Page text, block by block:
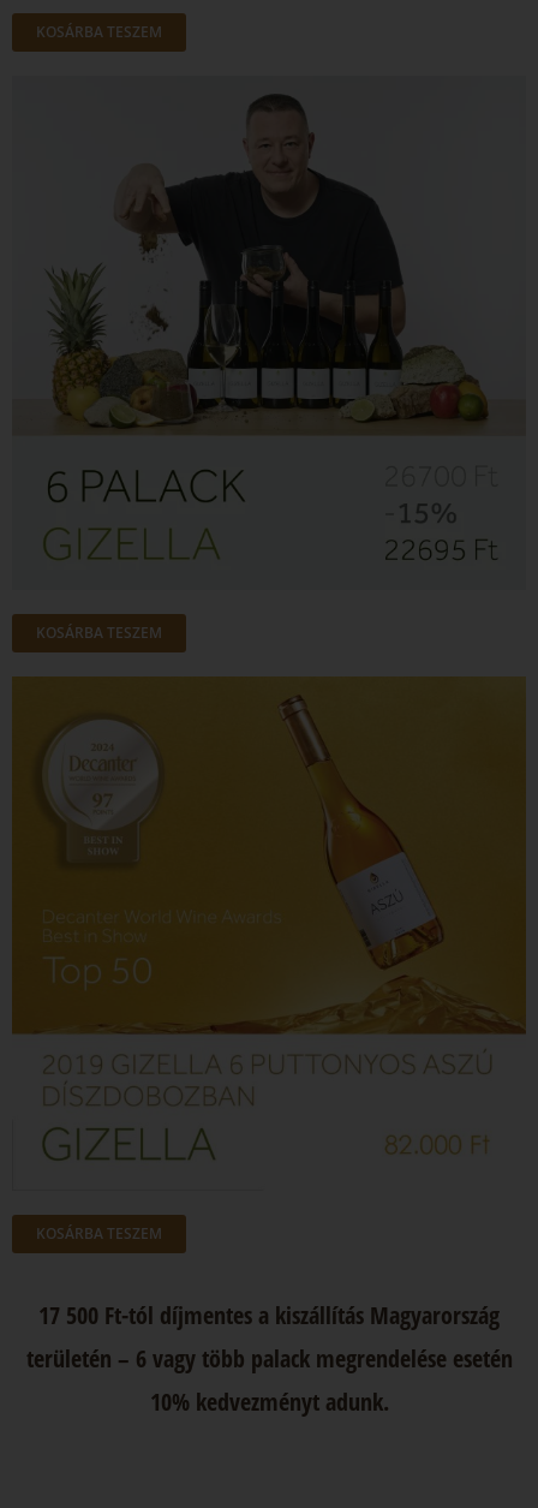
KOSÁRBA TESZEM
KOSÁRBA TESZEM
KOSÁRBA TESZEM
17 500 Ft-tól díjmentes a kiszállítás Magyarország
területén – 6 vagy több palack megrendelése esetén
10% kedvezményt adunk.